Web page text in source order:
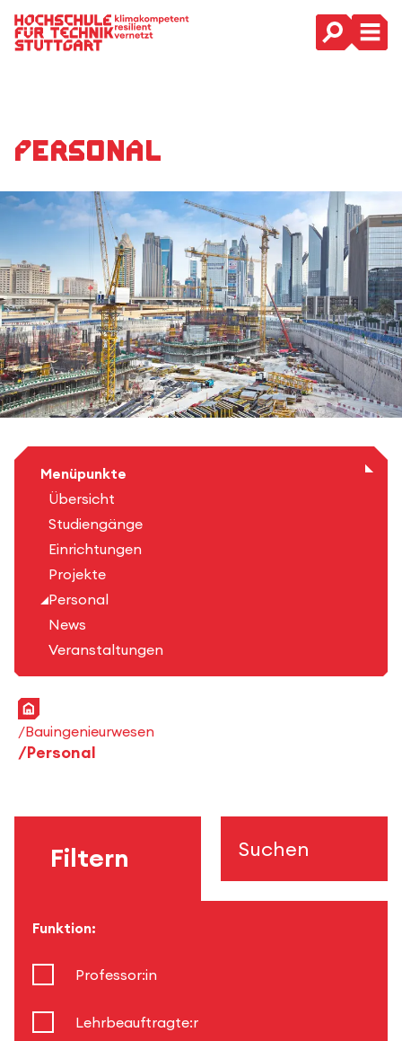
Hauptnavigation
Personal
Menüpunkte
Übersicht
Studiengänge
Einrichtungen
Projekte
Personal
News
Veranstaltungen
Startseite
Bauingenieurwesen
Personal
Filtern Suchen
Funktion:
Professor:in
Lehrbeauftragte:r